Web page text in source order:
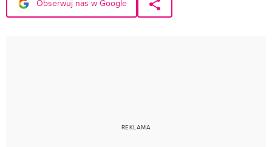
Obserwuj nas w Google